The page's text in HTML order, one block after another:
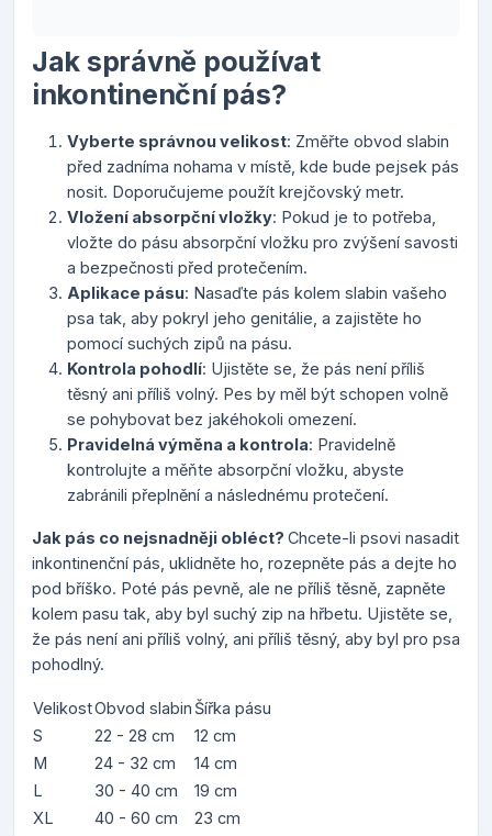
Jak správně používat
inkontinenční pás?
Vyberte správnou velikost: Změřte obvod slabin
před zadníma nohama v místě, kde bude pejsek pás
nosit. Doporučujeme použít krejčovský metr.
Vložení absorpční vložky: Pokud je to potřeba,
vložte do pásu absorpční vložku pro zvýšení savosti
a bezpečnosti před protečením.
Aplikace pásu: Nasaďte pás kolem slabin vašeho
psa tak, aby pokryl jeho genitálie, a zajistěte ho
pomocí suchých zipů na pásu.
Kontrola pohodlí: Ujistěte se, že pás není příliš
těsný ani příliš volný. Pes by měl být schopen volně
se pohybovat bez jakéhokoli omezení.
Pravidelná výměna a kontrola: Pravidelně
kontrolujte a měňte absorpční vložku, abyste
zabránili přeplnění a následnému protečení.
Jak pás co nejsnadněji obléct? Chcete-li psovi nasadit
inkontinenční pás, uklidněte ho, rozepněte pás a dejte ho
pod bříško. Poté pás pevně, ale ne příliš těsně, zapněte
kolem pasu tak, aby byl suchý zip na hřbetu. Ujistěte se,
že pás není ani příliš volný, ani příliš těsný, aby byl pro psa
pohodlný.
VelikostObvod slabin Šířka pásu
S
22 - 28 cm
12 cm
M
24 - 32 cm
14 cm
L
30 - 40 cm
19 cm
XL
40 - 60 cm 23 cm